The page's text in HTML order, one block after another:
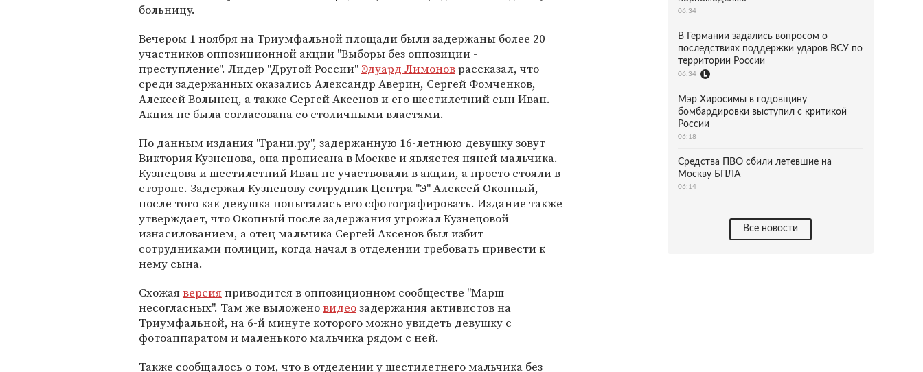
больницу.
Вечером 1 ноября на Триумфальной площади были задержаны более 20
участников оппозиционной акции "Выборы без оппозиции -
преступление". Лидер "Другой России" Эдуард Лимоноврассказал, что
среди задержанных оказались Александр Аверин, Сергей Фомченков,
Алексей Волынец, а также Сергей Аксенов и его шестилетний сын Иван.
Акция не была согласована со столичными властями.
По данным издания "Грани.ру", задержанную 16-летнюю девушку зовут
Виктория Кузнецова, она прописана в Москве и является няней мальчика.
Кузнецова и шестилетний Иван не участвовали в акции, а просто стояли в
стороне. Задержал Кузнецову сотрудник Центра "Э" Алексей Окопный,
после того как девушка попыталась его сфотографировать. Издание также
утверждает, что Окопный после задержания угрожал Кузнецовой
изнасилованием, а отец мальчика Сергей Аксенов был избит
сотрудниками полиции, когда начал в отделении требовать привести к
нему сына.
Схожаяверсияприводится в оппозиционном сообществе "Марш
несогласных". Там же выложеновидеозадержания активистов на
Триумфальной, на 6-й минуте которого можно увидеть девушку с
фотоаппаратом и маленького мальчика рядом с ней.
Также сообщалось о том, что в отделении у шестилетнего мальчика без
06:34
В Германии задались вопросом о
последствиях поддержки ударов ВСУ по
территории России
06:34
Мэр Хиросимы в годовщину
бомбардировки выступил с критикой
России
06:18
Средства ПВО сбили летевшие на
Москву БПЛА
06:14
Все новости